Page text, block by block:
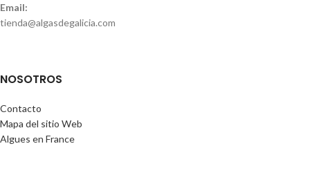
Email:
tienda@algasdegalicia.com
NOSOTROS
Contacto
Mapa del sitio Web
Algues en France